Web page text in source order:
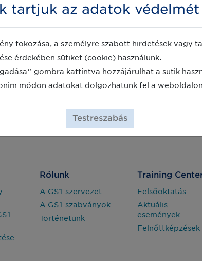
Rólunk
A GS1 szervezet
A GS1 szabványok
Történetünk
Training
Felsőoktatás
Aktuális
események
Felnőttképzések
tartjuk az adatok védelmét
fokozása, a személyre szabott hirdetések vagy
érdekében sütiket (cookie) használunk.
gombra kattintva hozzájárulhat a sütik
módon adatokat dolgozhatunk fel a
Testreszabás